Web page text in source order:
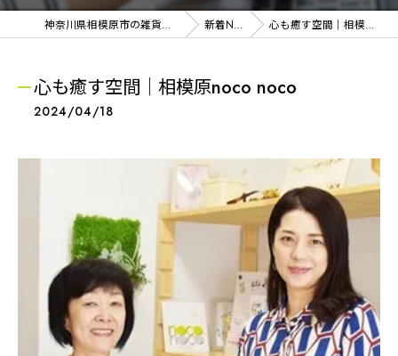
神奈川県相模原市の雑貨ならnoconoco 新着NEWS 心も癒す空間｜相模原noco noco
心も癒す空間｜相模原noco noco
2024/04/18